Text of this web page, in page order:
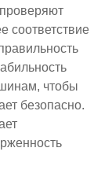
соответствие
чтобы
безопасно.